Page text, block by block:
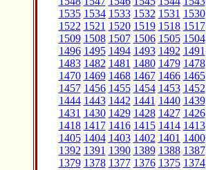
1535 1534 1533 1532 1531 1530
1522 1521 1520 1519 1518 1517
1509 1508 1507 1506 1505 1504
1496 1495 1494 1493 1492 1491
1483 1482 1481 1480 1479 1478
1470 1469 1468 1467 1466 1465
1457 1456 1455 1454 1453 1452
1444 1443 1442 1441 1440 1439
1431 1430 1429 1428 1427 1426
1418 1417 1416 1415 1414 1413
1405 1404 1403 1402 1401 1400
1392 1391 1390 1389 1388 1387
1379 1378 1377 1376 1375 1374